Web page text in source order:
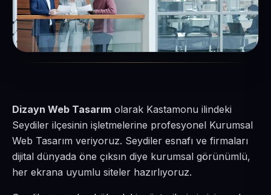
Dizayn Web Tasarım olarak Kastamonu ilindeki
Seydiler ilçesinin işletmelerine profesyonel Kurumsal
Web Tasarım veriyoruz. Seydiler esnafı ve firmaları
dijital dünyada öne çıksın diye kurumsal görünümlü,
her ekrana uyumlu siteler hazırlıyoruz.